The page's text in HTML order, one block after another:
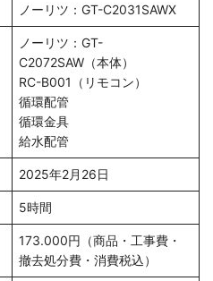
ノーリツ：GT-C2031SAWX
ノーリツ：GT-
C2072SAW（本体）
RC-B001（リモコン）
循環配管
循環金具
給水配管
2025年2月26日
5時間
173.000円（商品・工事費・
撤去処分費・消費税込）